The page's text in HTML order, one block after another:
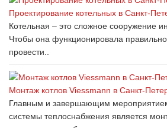
Проектирование котельных в Санкт-
Котельная – это сложное сооружение
Чтобы она функционировала
провести..
Монтаж котлов Viessmann в Санкт-
Главным и завершающим
системы теплоснабжения является